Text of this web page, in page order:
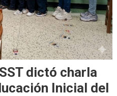
dictó charla
Inicial del